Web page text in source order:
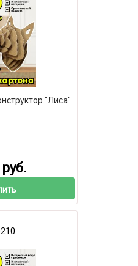
"Лиса"